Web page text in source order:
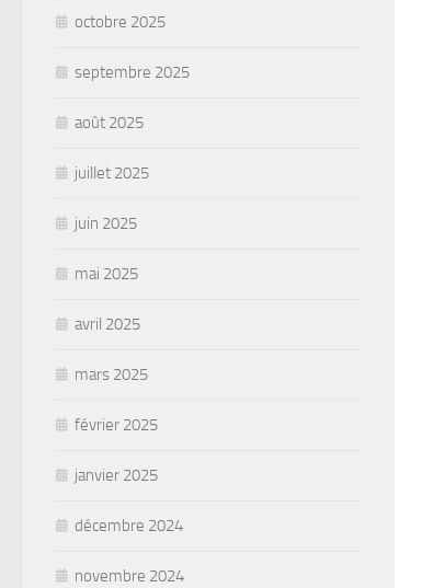
octobre 2025
septembre 2025
août 2025
juillet 2025
juin 2025
mai 2025
avril 2025
mars 2025
février 2025
janvier 2025
décembre 2024
novembre 2024